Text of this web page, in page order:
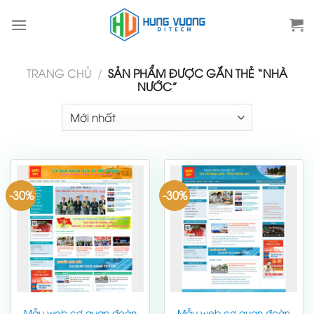
TRANG CHỦ / SẢN PHẨM ĐƯỢC GẮN THẺ “NHÀ
NƯỚC”
-30% -30%